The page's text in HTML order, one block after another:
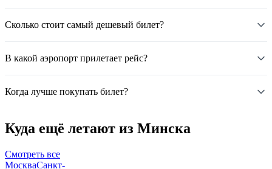
Сколько стоит самый дешевый билет?
В какой аэропорт прилетает рейс?
Когда лучше покупать билет?
Куда ещё летают из Минска
Смотреть все
МоскваСанкт-